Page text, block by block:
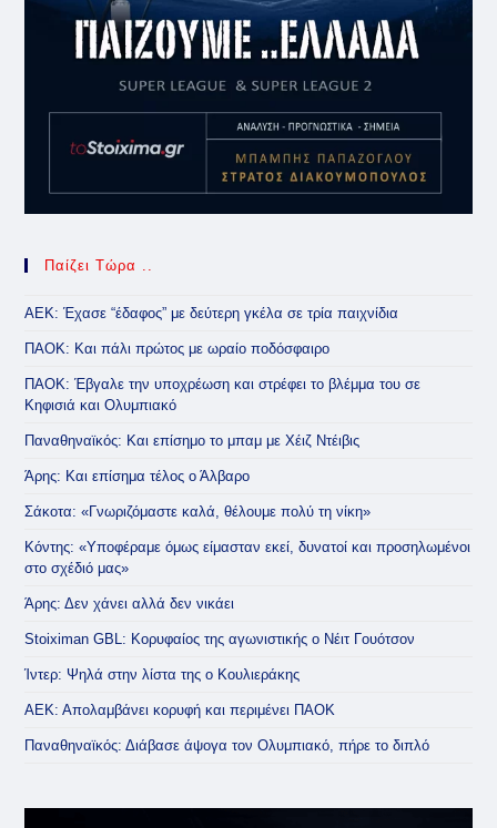
Παίζει Τώρα ..
ΑΕΚ: Έχασε “έδαφος” με δεύτερη γκέλα σε τρία παιχνίδια
ΠΑΟΚ: Και πάλι πρώτος με ωραίο ποδόσφαιρο
ΠΑΟΚ: Έβγαλε την υποχρέωση και στρέφει το βλέμμα του σε
Κηφισιά και Ολυμπιακό
Παναθηναϊκός: Και επίσημο το μπαμ με Χέιζ Ντέιβις
Άρης: Και επίσημα τέλος ο Άλβαρο
Σάκοτα: «Γνωριζόμαστε καλά, θέλουμε πολύ τη νίκη»
Κόντης: «Υποφέραμε όμως είμασταν εκεί, δυνατοί και προσηλωμένοι
στο σχέδιό μας»
Άρης: Δεν χάνει αλλά δεν νικάει
Stoiximan GBL: Κορυφαίος της αγωνιστικής ο Νέιτ Γουότσον
Ίντερ: Ψηλά στην λίστα της ο Κουλιεράκης
ΑΕΚ: Απολαμβάνει κορυφή και περιμένει ΠΑΟΚ
Παναθηναϊκός: Διάβασε άψογα τον Ολυμπιακό, πήρε το διπλό